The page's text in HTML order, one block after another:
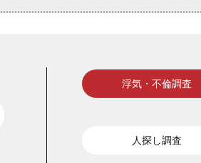
浮気・不倫調査
人探し調査